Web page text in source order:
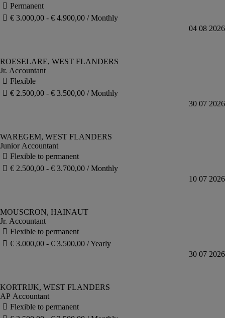
Jr. Accountant
Junior Accountant
Jr. Accountant
AP Accountant